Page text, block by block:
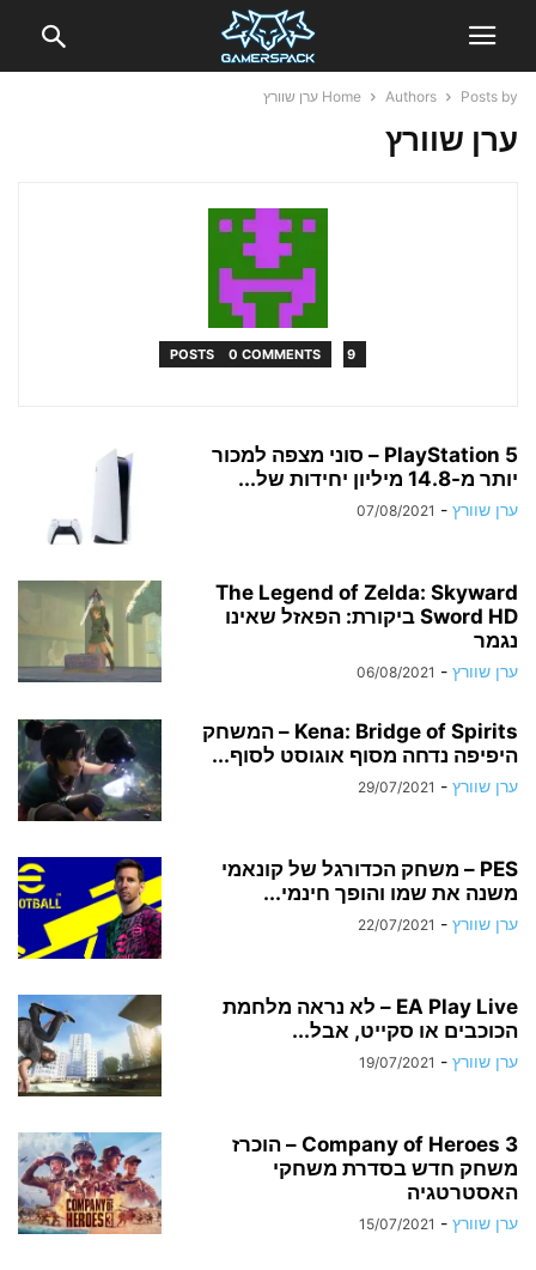
Home Authors Posts by ערן שוורץ
ערן שוורץ
9 POSTS
0 COMMENTS
PlayStation 5 – סוני מצפה למכור
יותר מ-14.8 מיליון יחידות של...
ערן שוורץ -
07/08/2021
The Legend of Zelda: Skyward
Sword HD ביקורת: הפאזל שאינו
נגמר
ערן שוורץ -
06/08/2021
Kena: Bridge of Spirits – המשחק
היפיפה נדחה מסוף אוגוסט לסוף...
ערן שוורץ -
29/07/2021
PES – משחק הכדורגל של קונאמי
משנה את שמו והופך חינמי...
ערן שוורץ -
22/07/2021
EA Play Live – לא נראה מלחמת
הכוכבים או סקייט, אבל...
ערן שוורץ -
19/07/2021
Company of Heroes 3 – הוכרז
משחק חדש בסדרת משחקי
האסטרטגיה
ערן שוורץ -
15/07/2021